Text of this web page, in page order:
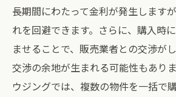
長期間にわたって金利が発生します
れを回避できます。さらに、購入時
ませることで、販売業者との交渉が
交渉の余地が生まれる可能性もあり
ウジングでは、複数の物件を一括で